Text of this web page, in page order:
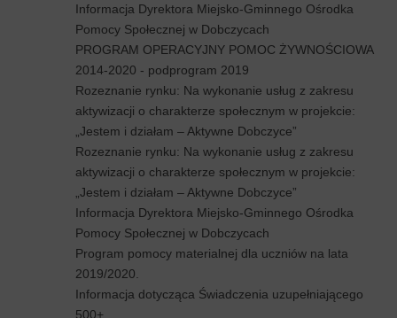
Informacja Dyrektora Miejsko-Gminnego Ośrodka
Pomocy Społecznej w Dobczycach
PROGRAM OPERACYJNY POMOC ŻYWNOŚCIOWA
2014-2020 - podprogram 2019
Rozeznanie rynku: Na wykonanie usług z zakresu
aktywizacji o charakterze społecznym w projekcie:
„Jestem i działam – Aktywne Dobczyce”
Rozeznanie rynku: Na wykonanie usług z zakresu
aktywizacji o charakterze społecznym w projekcie:
„Jestem i działam – Aktywne Dobczyce”
Informacja Dyrektora Miejsko-Gminnego Ośrodka
Pomocy Społecznej w Dobczycach
Program pomocy materialnej dla uczniów na lata
2019/2020.
Informacja dotycząca Świadczenia uzupełniającego
500+.